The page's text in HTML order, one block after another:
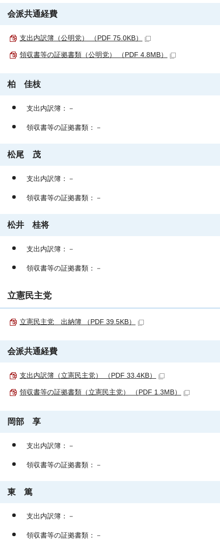
会派共通経費
支出内訳簿（公明党） （PDF 75.0KB）
領収書等の証拠書類（公明党） （PDF 4.8MB）
柏 佳枝
支出内訳簿：－
領収書等の証拠書類：－
松尾 茂
支出内訳簿：－
領収書等の証拠書類：－
松井 桂将
支出内訳簿：－
領収書等の証拠書類：－
立憲民主党
立憲民主党 出納簿 （PDF 39.5KB）
会派共通経費
支出内訳簿（立憲民主党） （PDF 33.4KB）
領収書等の証拠書類（立憲民主党） （PDF 1.3MB）
岡部 享
支出内訳簿：－
領収書等の証拠書類：－
東 篤
支出内訳簿：－
領収書等の証拠書類：－